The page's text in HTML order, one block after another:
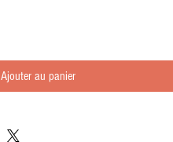
Ajouter au panier